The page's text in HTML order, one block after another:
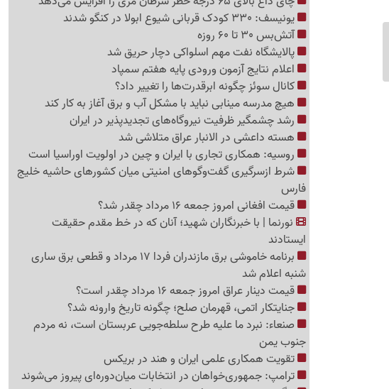
یونیسف: 330 کودک قربانی شیوع ابولا در کنگو شدند
آتش‌بس 30 تا 60 روزه
پالایشگاه نفت مهم اسلواکی دچار حریق شد
اعلام نتایج آزمون ورودی پایه هفتم سمپاد
کانال سوئز چگونه ابرقدرت‌ها را تغییر داد؟
هیچ مدرسه مینابی نباید با مشکل آب و برق آغاز به کار کند
رشد چشمگیر ظرفیت نیروگاه‌های تجدیدپذیر در ایران
هسته داعشی در الانبار عراق متلاشی شد
روسیه: همکاری تجاری با ایران و چین در اولویت اوراسیا است
شرط ازسرگیری گفت‌وگوهای امنیتی میان کشورهای حاشیه خلیج
فارس
قیمت افغانی امروز جمعه 16 مرداد چقدر شد؟
نورنما | با خبرنگاران شهید؛ آنان که در خط مقدم حقیقت
ایستادند
برنامه خاموشی برق مازندران فردا 17 مرداد و قطعی برق ساری
شنبه اعلام شد
قیمت دینار عراق امروز جمعه 16 مرداد چقدر است؟
جنایتکار اتمی، قهرمان صلح؛ چگونه تاریخ وارونه شد؟
صنعاء: نبرد ما علیه طرح سلطه‌جویی عربستان است، نه مردم
جنوب یمن
تقویت همکاری علمی ایران و هند در بریکس
ترامپ: جمهوری‌خواهان در انتخابات میان‌دوره‌ای پیروز می‌شوند